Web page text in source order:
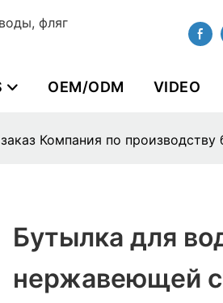
фляг
OEM/ODM VIDEO
Компания по
Бутылка для
нержавеющей